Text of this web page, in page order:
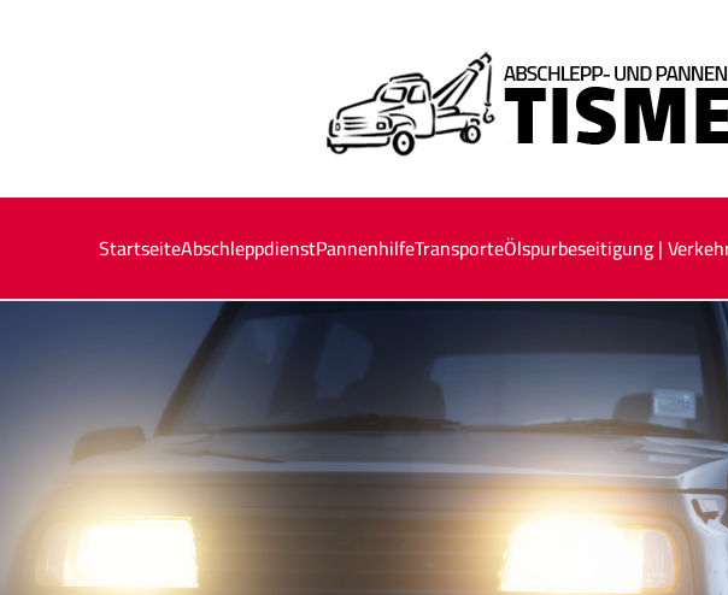
StartseiteAbschleppdienstPannenhilfeTransporteÖlspurbeseitigung |